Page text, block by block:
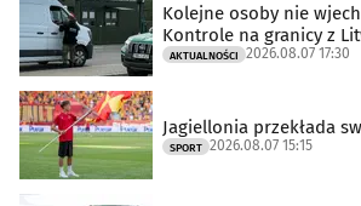
Kolejne osoby nie
Kontrole na granicy z
AKTUALNOŚCI 2026.08.07 17:30
Jagiellonia przekłada
SPORT 2026.08.07 15:15